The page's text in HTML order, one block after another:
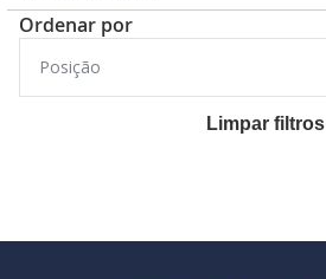
Ordenar por
Limpar filtros